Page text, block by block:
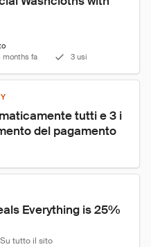
months fa
3 usi
tutti e 3 i
del pagamento
Everything is 25%
Su tutto il sito